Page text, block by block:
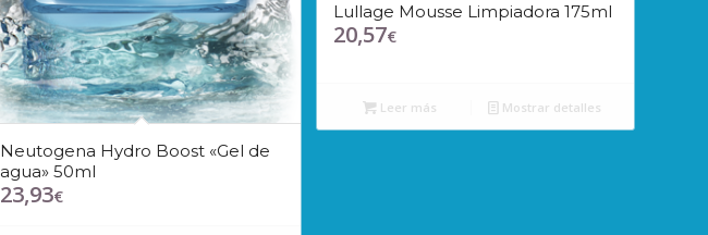
Neutogena Hydro Boost «Gel de
agua» 50ml
23,93€
Lullage Mousse Limpiadora 175ml
20,57€
Leer más Mostrar detalles